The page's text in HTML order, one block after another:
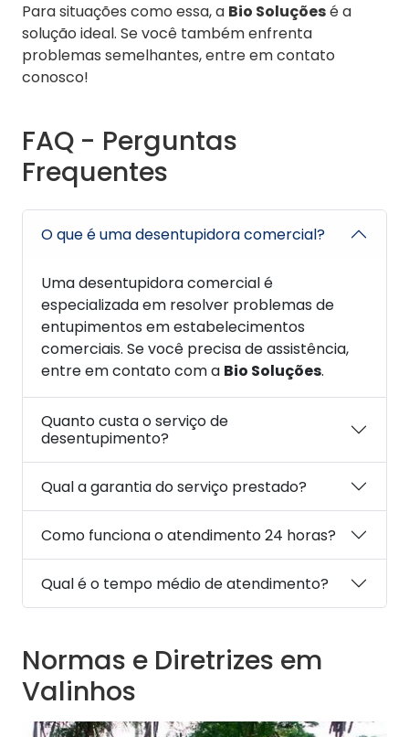
Para situações como essa, a Bio Soluçõesé a
solução ideal. Se você também enfrenta
problemas semelhantes, entre em contato
conosco!
FAQ - Perguntas
Frequentes
O que é uma desentupidora comercial?
Uma desentupidora comercial é
especializada em resolver problemas de
entupimentos em estabelecimentos
comerciais. Se você precisa de assistência,
entre em contato com a Bio Soluções.
Quanto custa o serviço de
desentupimento?
Qual a garantia do serviço prestado?
Como funciona o atendimento 24 horas?
Qual é o tempo médio de atendimento?
Normas e Diretrizes em
Valinhos